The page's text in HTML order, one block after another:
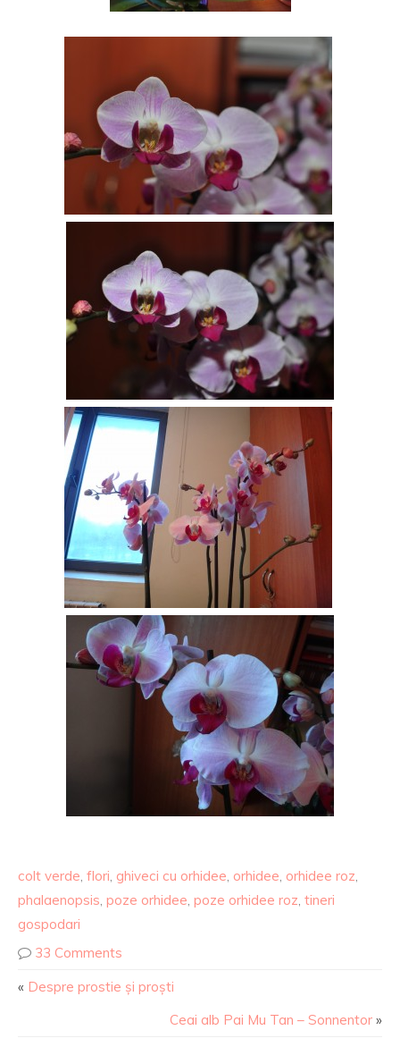
colt verde, flori, ghiveci cu orhidee, orhidee, orhidee roz,
phalaenopsis, poze orhidee, poze orhidee roz, tineri
gospodari
33 Comments
« Despre prostie și proști
Ceai alb Pai Mu Tan – Sonnentor »